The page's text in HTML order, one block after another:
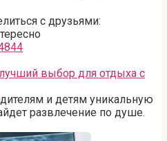
с друзьями:
выбор для отдыха с
и детям уникальную
развлечение по душе.